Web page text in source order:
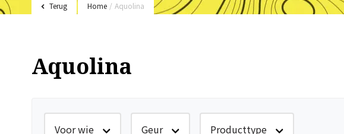
Terug Home / Aquolina
Aquolina
Voor wie Geur Producttype